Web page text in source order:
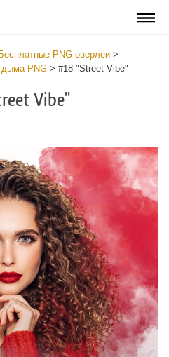
Бесплатные PNG оверлеи >
дыма PNG > #18 "Street Vibe"
Vibe"
Вариант